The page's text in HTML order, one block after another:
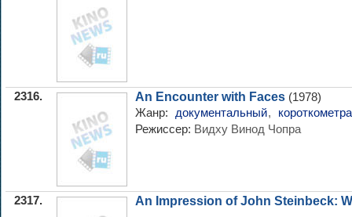
2316. An Encounter with Faces (1978)
Жанр: документальный,
Режиссер: Видху Винод Чопра
2317. An Impression of John Steinbeck: